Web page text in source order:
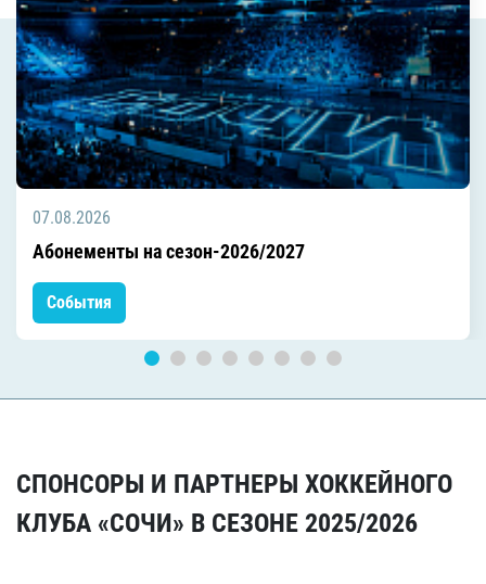
07.08.2026
Абонементы на сезон-2026/2027
События
СПОНСОРЫ И ПАРТНЕРЫ ХОККЕЙНОГО
КЛУБА «СОЧИ» В СЕЗОНЕ 2025/2026